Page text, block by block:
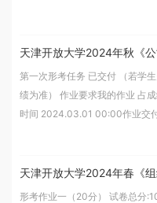
天津开放大学2024年秋《
第一次形考任务 已交付 （若学
绩为准） 作业要求我的作业 占
时间 2024.03.01 00:00作业交
天津开放大学2024年春《
形考作业一（20分） 试卷总分